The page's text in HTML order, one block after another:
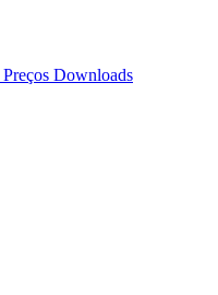
Preços Downloads